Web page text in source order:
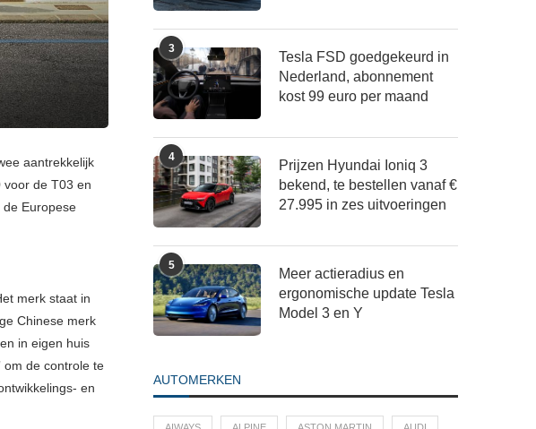
aantrekkelijk
voor de T03 en
Europese
merk staat in
Chinese merk
in eigen huis
om de controle te
en
3
Tesla FSD goedgekeurd in
Nederland, abonnement
kost 99 euro per maand
4
Prijzen Hyundai Ioniq 3
bekend, te bestellen vanaf €
27.995 in zes uitvoeringen
5
Meer actieradius en
ergonomische update Tesla
Model 3 en Y
AUTOMERKEN